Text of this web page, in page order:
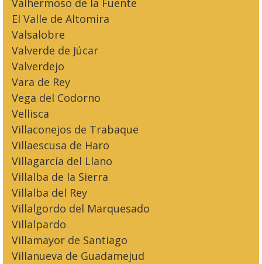
Valhermoso de la Fuente
El Valle de Altomira
Valsalobre
Valverde de Júcar
Valverdejo
Vara de Rey
Vega del Codorno
Vellisca
Villaconejos de Trabaque
Villaescusa de Haro
Villagarcía del Llano
Villalba de la Sierra
Villalba del Rey
Villalgordo del Marquesado
Villalpardo
Villamayor de Santiago
Villanueva de Guadamejud